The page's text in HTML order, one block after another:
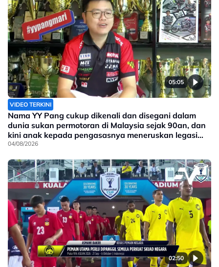
05:05
VIDEO TERKINI
Nama YY Pang cukup dikenali dan disegani dalam
dunia sukan permotoran di Malaysia sejak 90an, dan
kini anak kepada pengasasnya meneruskan legasi
yang telah ditinggalkan
04/08/2026
02:50